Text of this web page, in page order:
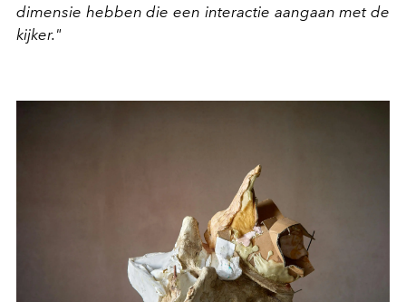
dimensie hebben die een interactie aangaan met de
kijker."